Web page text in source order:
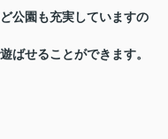
公園も充実していますの
ばせることができます。